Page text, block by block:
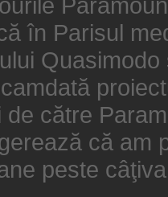
în Parisul
de către
că am
peste